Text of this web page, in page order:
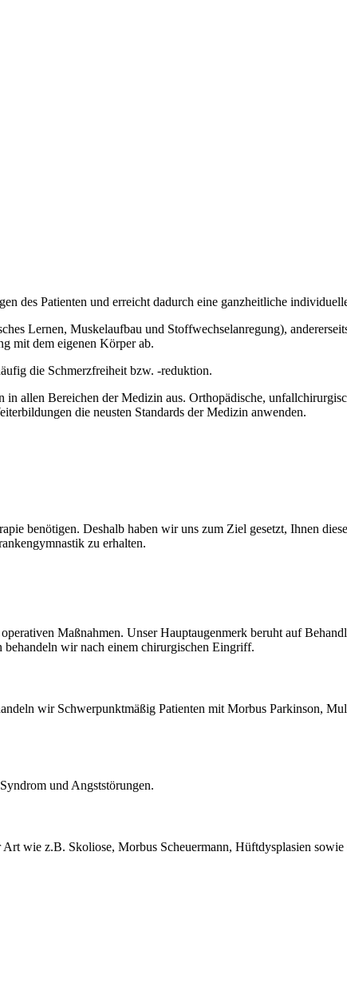
des Patienten und erreicht dadurch eine ganzheitliche
Lernen, Muskelaufbau und Stoffwechselanregung),
mit dem eigenen Körper ab.
die Schmerzfreiheit bzw. -reduktion.
allen Bereichen der Medizin aus. Orthopädische,
die neusten Standards der Medizin anwenden.
benötigen. Deshalb haben wir uns zum Ziel gesetzt, Ihnen
zu erhalten.
Maßnahmen. Unser Hauptaugenmerk beruht auf
wir nach einem chirurgischen Eingriff.
wir Schwerpunktmäßig Patienten mit Morbus Parkinson,
und Angststörungen.
wie z.B. Skoliose, Morbus Scheuermann, Hüftdysplasien sowie